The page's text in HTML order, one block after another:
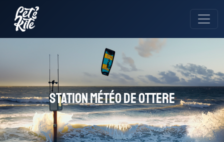
Station météo de Ottere